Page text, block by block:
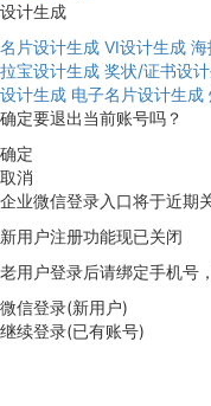
设计生成
名片设计生成 VI设计生成 海
拉宝设计生成 奖状/证书设
设计生成 电子名片设计生成
确定要退出当前账号吗？
确定
取消
企业微信登录入口将于近期
新用户注册功能现已关闭
老用户登录后请绑定手机号
微信登录(新用户)
继续登录(已有账号)